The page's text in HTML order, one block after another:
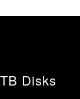
Disks